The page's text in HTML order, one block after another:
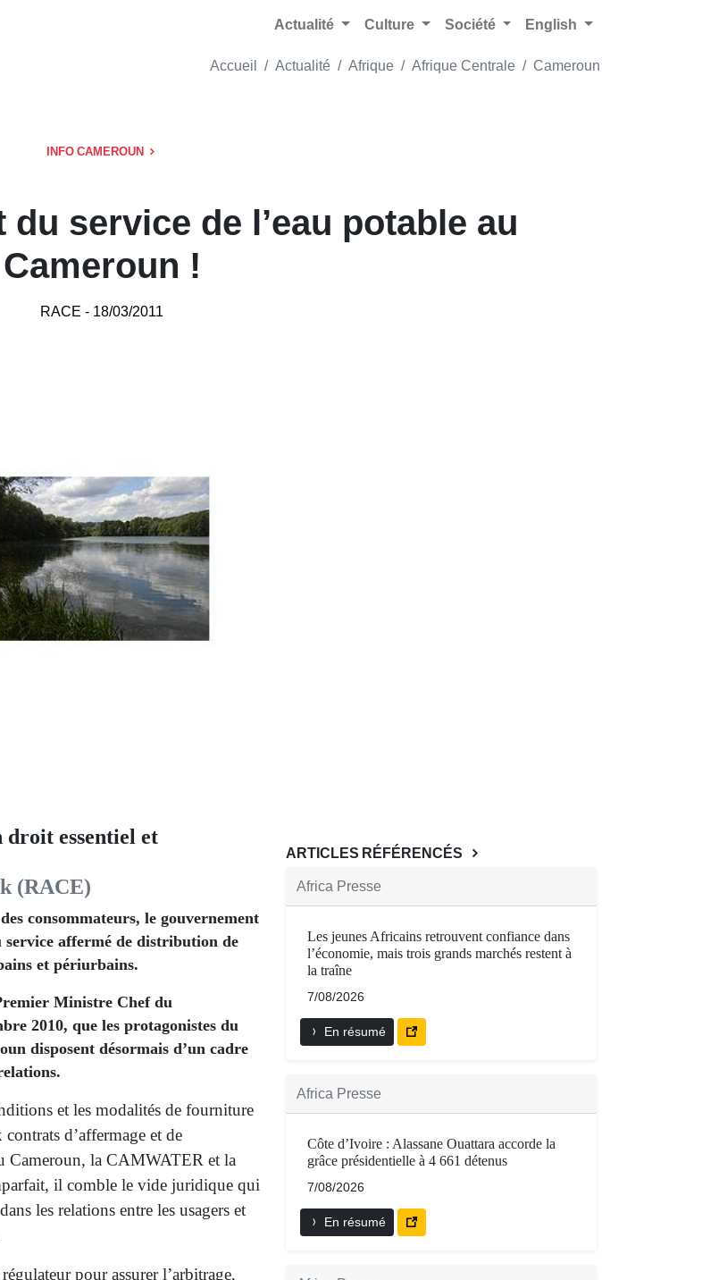
Actualité Culture Société English
Accueil Actualité Afrique Afrique Centrale Cameroun
INFO CAMEROUN
service de l’eau potable au
Cameroun !
RACE - 18/03/2011
droit essentiel et
(RACE)
consommateurs, le gouvernement
affermé de distribution de
et périurbains.
Ministre Chef du
2010, que les protagonistes du
disposent désormais d’un cadre
et les modalités de fourniture
d’affermage et de
Cameroun, la CAMWATER et la
il comble le vide juridique qui
les relations entre les usagers et
pour assurer l’arbitrage,
ARTICLES RÉFÉRENCÉS
Africa Presse
Les jeunes Africains retrouvent confiance dans
l’économie, mais trois grands marchés restent à
la traîne
7/08/2026
En résumé
Africa Presse
Côte d’Ivoire : Alassane Ouattara accorde la
grâce présidentielle à 4 661 détenus
7/08/2026
En résumé